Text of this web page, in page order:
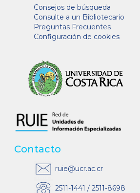
Consejos de búsqueda
Consulte a un Bibliotecario
Preguntas Frecuentes
Configuración de cookies
Contacto
ruie@ucr.ac.cr
2511-1441 / 2511-8698